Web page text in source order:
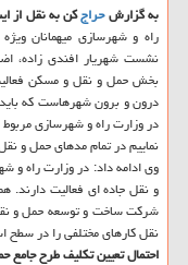
به گزارشحراجکن به نقل از
راه و شهرسازی میهمانان
نشست شهریار افندی زاده،
بخش حمل و نقل و مسکن
درون و برون شهرهاست که
در وزارت راه و شهرسازی
نماییم در تمام مدهای حمل و
وی ادامه داد: در وزارت راه
و نقل جاده ای فعالیت دارند.
شرکت ساخت و توسعه حمل و
نقل کارهای مختلفی را در سطح
احتمال تعیین تکلیف طرح جامع حمل و